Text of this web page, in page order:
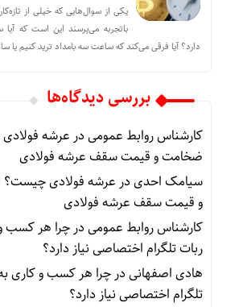
یکی از سوال‌هایی که خیلی از
باتجربه می‌پرسند این است که
دارد؟ آیا فرقی می‌کند که ساعت سه بامداد ترید کنیم یا
بررسی دیدگاه‌ها
کارشناس روابط عمومیدر عرشه
ضخامت و قیمت سقف عرشه فولادی
سیامک احدیدر عرشه فولادی چیست؟
و قیمت سقف عرشه فولادی
کارشناس روابط عمومیدرچرا هر کسب‌
ربات تلگرام اختصاصی نیاز دارد؟
هادی اصفهانیدرچرا هر کسب‌ و کاری
تلگرام اختصاصی نیاز دارد؟